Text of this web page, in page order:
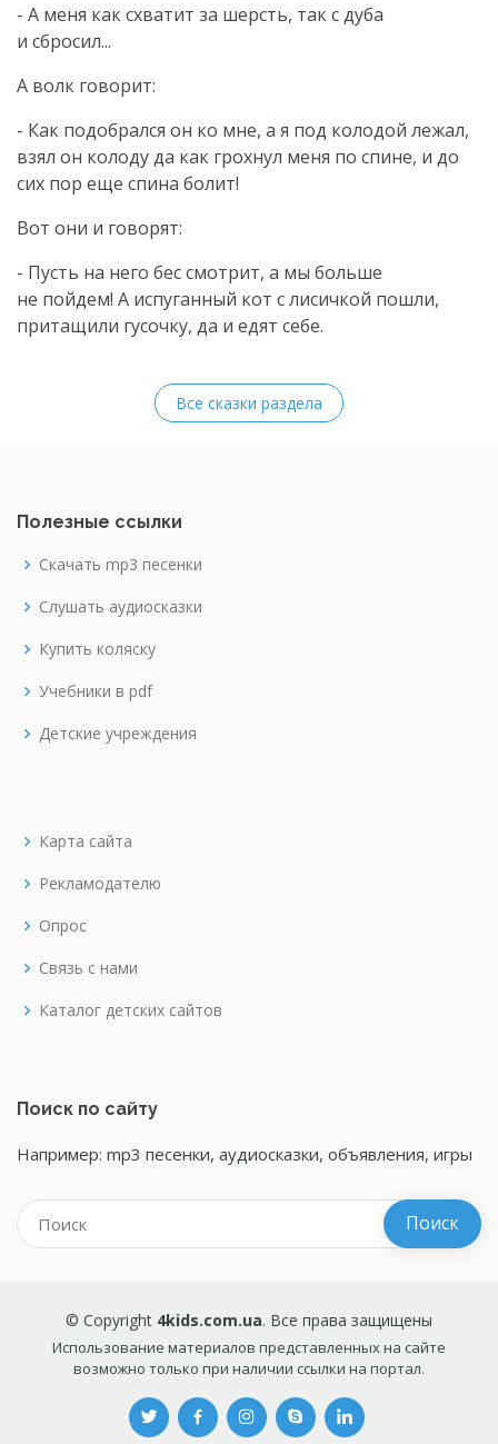
- А меня как схватит за шерсть, так с дуба
и сбросил...
А волк говорит:
- Как подобрался он ко мне, а я под колодой лежал,
взял он колоду да как грохнул меня по спине, и до
сих пор еще спина болит!
Вот они и говорят:
- Пусть на него бес смотрит, а мы больше
не пойдем! А испуганный кот с лисичкой пошли,
притащили гусочку, да и едят себе.
Все сказки раздела
Полезные ссылки
Скачать mp3 песенки
Слушать аудиосказки
Купить коляску
Учебники в pdf
Детские учреждения
Карта сайта
Рекламодателю
Опрос
Связь с нами
Каталог детских сайтов
Поиск по сайту
Например: mp3 песенки, аудиосказки, объявления, игры
© Copyright 4kids.com.ua. Все права защищены
Использование материалов представленных на сайте
возможно только при наличии ссылки на портал.